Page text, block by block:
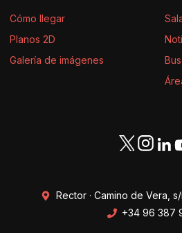
Cómo llegar
Planos 2D
Galería de imágenes
Rector · Camino de Vera,
+34 96 387